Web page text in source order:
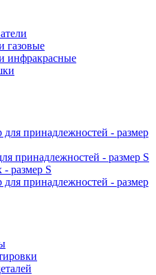
газовые
инфракрасные
принадлежностей - размер
принадлежностей - размер S
размер S
принадлежностей - размер